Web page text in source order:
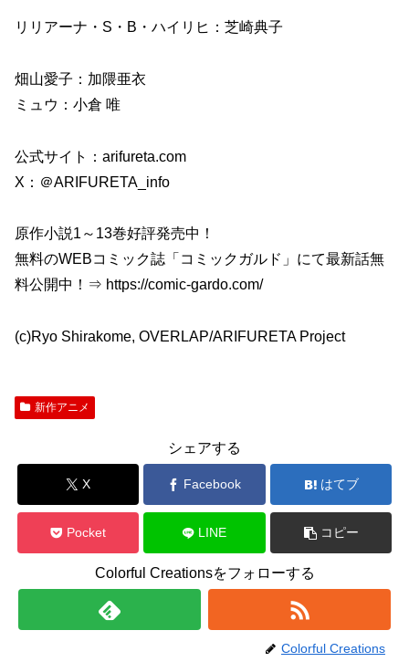
リリアーナ・S・B・ハイリヒ：芝崎典子
畑山愛子：加隈亜衣
ミュウ：小倉 唯
公式サイト：arifureta.com
X：＠ARIFURETA_info
原作小説1～13巻好評発売中！
無料のWEBコミック誌「コミックガルド」にて最新話無
料公開中！⇒ https://comic-gardo.com/
(c)Ryo Shirakome, OVERLAP/ARIFURETA Project
新作アニメ
シェアする
X Facebook はてブ
Pocket LINE コピー
Colorful Creationsをフォローする
Colorful Creations